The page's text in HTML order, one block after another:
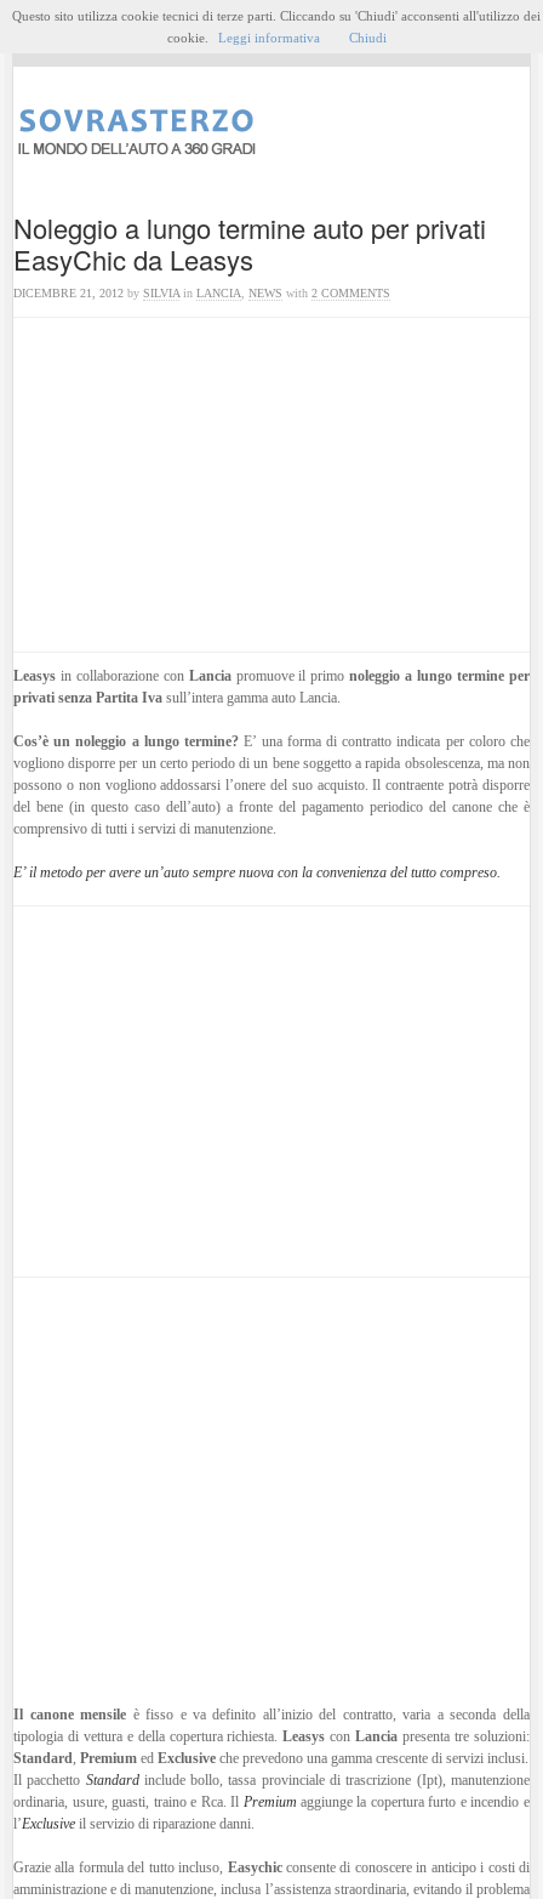
Noleggio a lungo termine auto per privati
EasyChic da Leasys
DICEMBRE 21, 2012 bySILVIA inLANCIA ,NEWS with2 COMMENTS
Leasys in collaborazione conLanciapromuove il primo noleggio a lungo termine per
privati senza Partita Iva sull’intera gamma auto Lancia.
Cos’è un noleggio a lungo termine? E’ una forma di contratto indicata per coloro che
vogliono disporre per un certo periodo di un bene soggetto a rapida obsolescenza, ma non
possono o non vogliono addossarsi l’onere del suo acquisto. Il contraente potrà disporre
del bene (in questo caso dell’auto) a fronte del pagamento periodico del canone che è
comprensivo di tutti i servizi di manutenzione.
E’ il metodo per avere un’auto sempre nuova con la convenienza del tutto compreso.
Il canone mensile è fisso e va definito all’inizio del contratto, varia a seconda della
tipologia di vettura e della copertura richiesta. Leasys conLancia presenta tre soluzioni:
Standard, Premium ed Exclusive che prevedono una gamma crescente di servizi inclusi.
Il pacchetto Standardinclude bollo, tassa provinciale di trascrizione (Ipt), manutenzione
ordinaria, usure, guasti, traino e Rca. Il Premium aggiunge la copertura furto e incendio e
l’Exclusive il servizio di riparazione danni.
Grazie alla formula del tutto incluso, Easychicconsente di conoscere in anticipo i costi di
amministrazione e di manutenzione, inclusa l’assistenza straordinaria, evitando il problema
Questo sito utilizza cookie tecnici di terze parti. Cliccando su 'Chiudi' acconsenti all'utilizzo dei
cookie.
Leggi informativa Chiudi